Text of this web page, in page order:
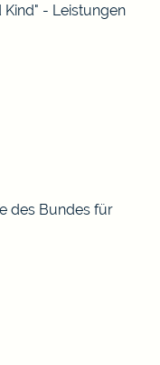
- Leistungen
des Bundes für